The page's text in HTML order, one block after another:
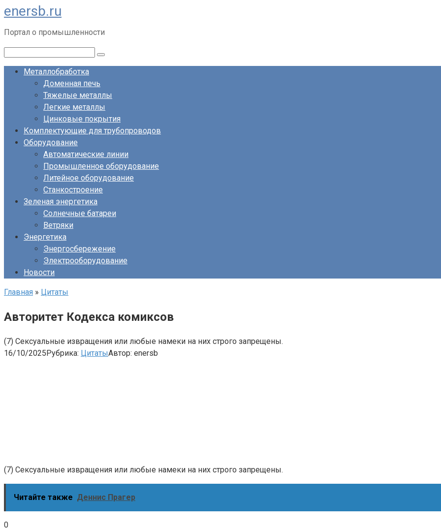
Перейти
к
контенту
enersb.ru
Портал о промышленности
Металлобработка
Доменная печь
Тяжелые металлы
Легкие металлы
Цинковые покрытия
Комплектующие для трубопроводов
Оборудование
Автоматические линии
Промышленное оборудование
Литейное оборудование
Станкостроение
Зеленая энергетика
Солнечные батареи
Ветряки
Энергетика
Энергосбережение
Электрооборудование
Новости
Главная » Цитаты
Авторитет Кодекса комиксов
(7) Сексуальные извращения или любые намеки на них строго запрещены.
16/10/2025Рубрика: ЦитатыАвтор: enersb
(7) Сексуальные извращения или любые намеки на них строго запрещены.
Читайте также Деннис Прагер
0